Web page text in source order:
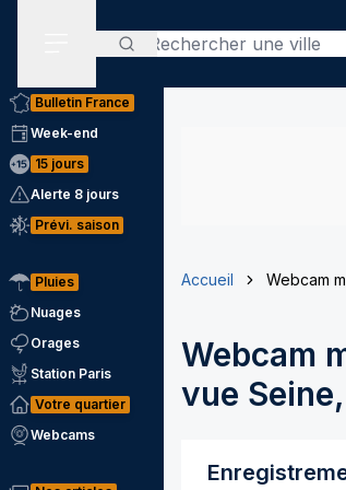
Rechercher
Bulletin France
Week-end
15 jours
Alerte 8 jours
Prévi. saison
Pluies
Nuages
Orages
Station Paris
Votre quartier
Webcams
Accueil Webcam
Webcam
vue